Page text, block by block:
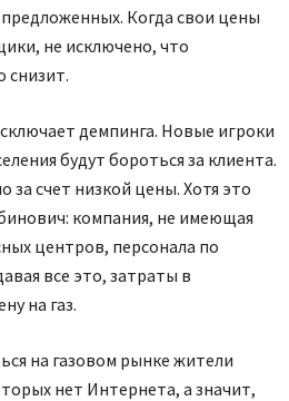
предложенных. Когда свои цены
не исключено, что
снизит.
демпинга. Новые игроки
будут бороться за клиента.
счет низкой цены. Хотя это
компания, не имеющая
центров, персонала по
все это, затраты в
на газ.
на газовом рынке жители
нет Интернета, а значит,